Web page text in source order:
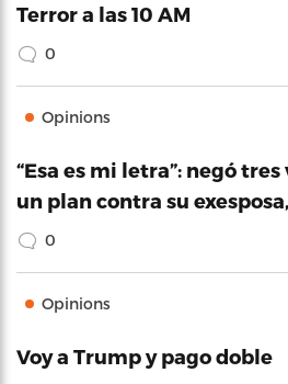
Terror a las 10 AM
0
Opinions
“Esa es mi letra”: negó
un plan contra su
0
Opinions
Voy a Trump y pago doble